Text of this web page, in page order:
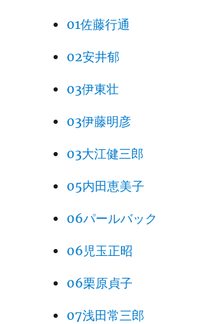
01佐藤行通
02安井郁
03伊東壮
03伊藤明彦
03大江健三郎
05内田恵美子
06パールバック
06児玉正昭
06栗原貞子
07浅田常三郎